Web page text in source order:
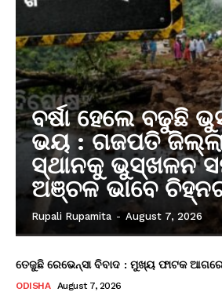
ବର୍ଷା ହେଲେ ବଢୁଛି
ଭୟ : ଗଜପତି
ସ୍ଥାନକୁ ଭୁସ୍ଖଳନ
ଅଞ୍ଚଳ ଭାବେ
Rupali Rupamita - August 7, 2026
ତେଜୁଛି ରେଭେନ୍ସା ବିବାଦ : ମୁଖ୍ୟ ଫାଟକ
ODISHA August 7, 2026